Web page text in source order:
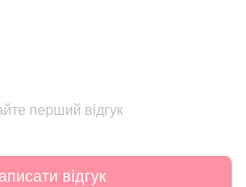
перший відгук
відгук